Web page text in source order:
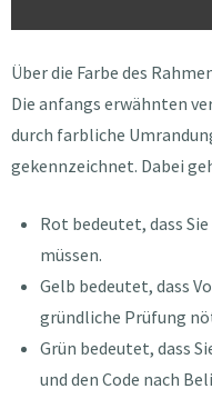
Über die Farbe des
Die anfangs erwähnten
durch farbliche
gekennzeichnet. Dabei
Rot bedeutet, dass
müssen.
Gelb bedeutet, dass
gründliche Prüfung
Grün bedeutet, dass
und den Code nach